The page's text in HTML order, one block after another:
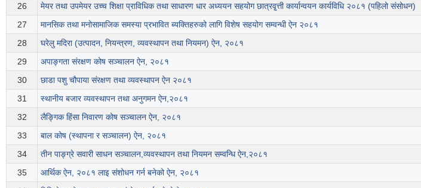
26
मेयर तथा उपमेयर उच्च शिक्षा प्राविधिक तथा साधारण धार अध्ययन सहयोग छात्रवृ्त्ती कार्यान्वयन कार्यविधि २०८१ (पहिलो संसोधन)
27
मानसिक तथा मनोसामाजिक समस्या प्रभावित ब्यक्तिहरुको लागि विशेष सहयोग सम्वन्धी ऐन २०८१
28
घरेलु मदिरा (उत्पादन, नियन्त्रण, व्यवस्थापन तथा नियमन) ऐन, २०८१
29
अपाङ्गता संरक्षण कोष सञ्चालन ऐन, २०८१
30
छाडा पशु चौपाया संरक्षण तथा व्यवस्थापन ऐन २०८१
31
स्थानीय बजार व्यवस्थापन तथा अनुगमन ऐन,२०८१
32
लैङ्गिक हिंसा निवारण कोष सञ्चालन ऐन, २०८१
33
बाल कोष (स्थापना र सञ्चालन) ऐन, २०८१
34
तीन पाङ्ग्रे सवारी साधन सञ्चालन,व्यवस्थापन तथा नियमन सम्वन्धि ऐन,२०८१
35
आर्थिक ऐन, २०८१ लाइ संशोधन गर्न बनेको ऐन, २०८१